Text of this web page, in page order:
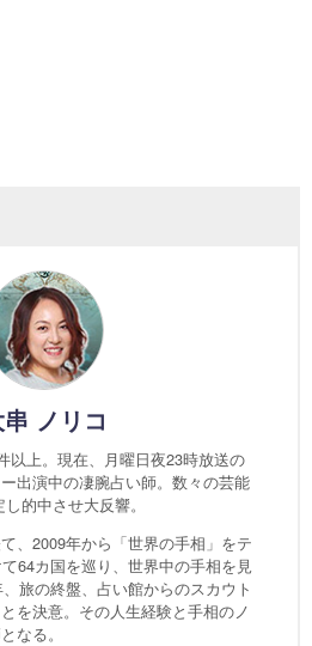
ノリコ
以上。現在、月曜日夜23時放送の
出演中の凄腕占い師。数々の芸能
的中させ大反響。
、2009年から「世界の手相」をテ
64カ国を巡り、世界中の手相を見
旅の終盤、占い館からのスカウト
を決意。その人生経験と手相のノ
なる。